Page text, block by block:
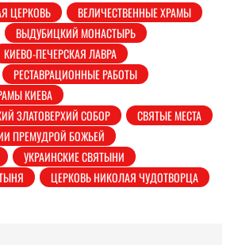
ЦЕРКОВЬ
ВЕЛИЧЕСТВЕННЫЕ ХРАМЫ
ВЫДУБИЦКИЙ МОНАСТЫРЬ
КИЕВО-ПЕЧЕРСКАЯ ЛАВРА
РЕСТАВРАЦИОННЫЕ РАБОТЫ
КИЕВА
ЗЛАТОВЕРХИЙ СОБОР
СВЯТЫЕ МЕСТА
ПРЕМУДРОЙ БОЖЬЕЙ
УКРАИНСКИЕ СВЯТЫНИ
ЦЕРКОВЬ НИКОЛАЯ ЧУДОТВОРЦА